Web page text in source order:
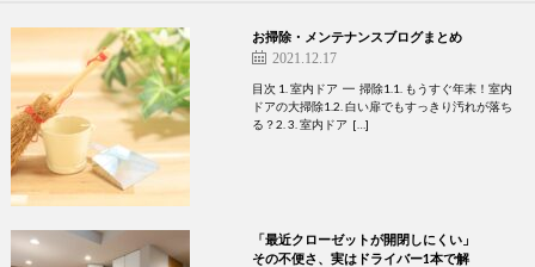
お掃除・メンテナンスブログまとめ
2021.12.17
目次 1. 室内ドア ━ 掃除1.1. もうすぐ年末！室内
ドアの大掃除1.2. 白い扉でもすっきり汚れが落ち
る？2. 3. 室内ドア […]
「最近クローゼットが開閉しにくい」
その不便さ、実はドライバー1本で解